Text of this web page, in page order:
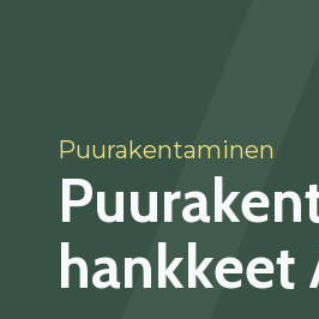
Puurakentaminen
hankkeet